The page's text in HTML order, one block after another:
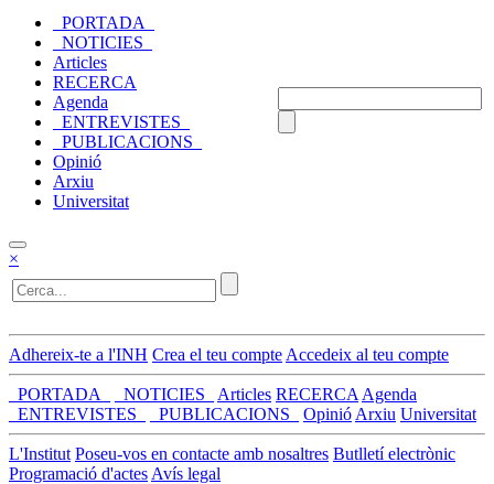
_PORTADA_
_NOTICIES_
Articles
RECERCA
Agenda
_ENTREVISTES_
_PUBLICACIONS_
Opinió
Arxiu
Universitat
×
Adhereix-te a l'INH Crea el teu compte Accedeix al teu compte
_PORTADA_ _NOTICIES_ Articles RECERCA Agenda
_ENTREVISTES_
_PUBLICACIONS_ Opinió Arxiu Universitat
L'Institut Poseu-vos en contacte amb nosaltres Butlletí electrònic
Programació d'actes Avís legal